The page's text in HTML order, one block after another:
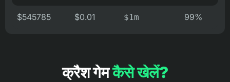
$545785 $0.01 $1m 99%
क्रैश गेमकैसे खेलें?